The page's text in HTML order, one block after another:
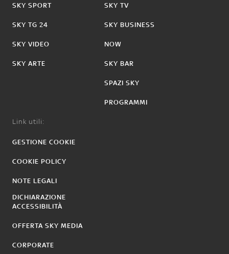
SKY SPORT
SKY TG 24
SKY VIDEO
SKY ARTE
SKY TV
SKY BUSINESS
NOW
SKY BAR
SPAZI SKY
PROGRAMMI
Link utili:
GESTIONE COOKIE
COOKIE POLICY
NOTE LEGALI
DICHIARAZIONE
ACCESSIBILITÀ
OFFERTA SKY MEDIA
CORPORATE